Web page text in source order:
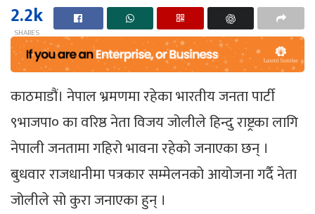
2.2k
SHARES
काठमाडौं। नेपाल भ्रमणमा रहेका भारतीय जनता पार्टी
९भाजपा० का वरिष्ठ नेता विजय जोलीले हिन्दु राष्ट्रका लागि
नेपाली जनतामा गहिरो भावना रहेको जनाएका छन् ।
बुधवार राजधानीमा पत्रकार सम्मेलनको आयोजना गर्दै नेता
जोलीले सो कुरा जनाएका हुन् ।